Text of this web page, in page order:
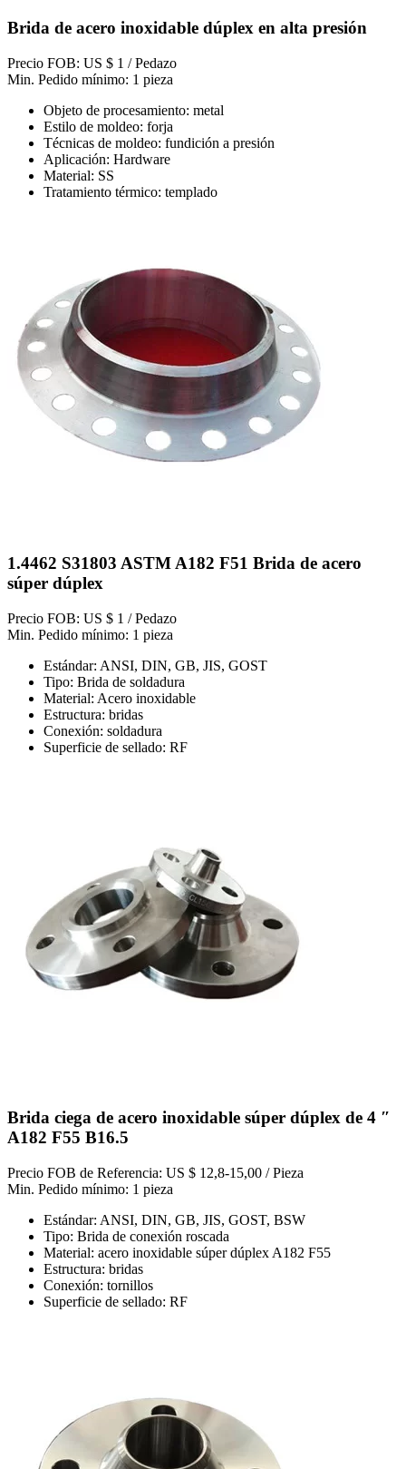
Brida de acero inoxidable dúplex en alta presión
Precio FOB: US $ 1 / Pedazo
Min. Pedido mínimo: 1 pieza
Objeto de procesamiento: metal
Estilo de moldeo: forja
Técnicas de moldeo: fundición a presión
Aplicación: Hardware
Material: SS
Tratamiento térmico: templado
1.4462 S31803 ASTM A182 F51 Brida de acero
súper dúplex
Precio FOB: US $ 1 / Pedazo
Min. Pedido mínimo: 1 pieza
Estándar: ANSI, DIN, GB, JIS, GOST
Tipo: Brida de soldadura
Material: Acero inoxidable
Estructura: bridas
Conexión: soldadura
Superficie de sellado: RF
Brida ciega de acero inoxidable súper dúplex de 4 ″
A182 F55 B16.5
Precio FOB de Referencia: US $ 12,8-15,00 / Pieza
Min. Pedido mínimo: 1 pieza
Estándar: ANSI, DIN, GB, JIS, GOST, BSW
Tipo: Brida de conexión roscada
Material: acero inoxidable súper dúplex A182 F55
Estructura: bridas
Conexión: tornillos
Superficie de sellado: RF